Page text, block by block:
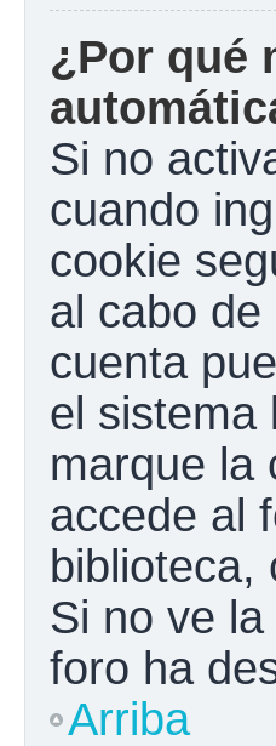
¿Por qué
Si no
cuando
cookie
al cabo
cuenta
el sistema
marque la
accede al
biblioteca,
Si no ve
foro ha
Arriba